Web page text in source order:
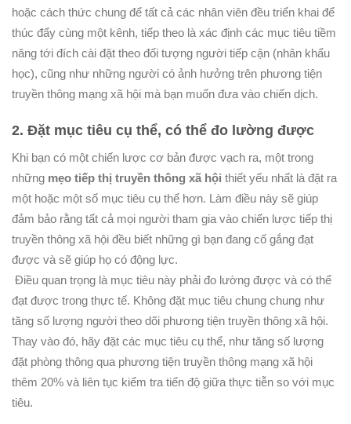
hoặc cách thức chung để tất cả các nhân viên đều triển khai để
thúc đẩy cùng một kênh, tiếp theo là xác định các mục tiêu tiềm
năng tới đích cài đặt theo đối tượng người tiếp cận (nhân khẩu
học), cũng như những người có ảnh hưởng trên phương tiện
truyền thông mạng xã hội mà bạn muốn đưa vào chiến dịch.
2. Đặt mục tiêu cụ thể, có thể đo lường được
Khi bạn có một chiến lược cơ bản được vạch ra, một trong
những mẹo tiếp thị truyền thông xã hội thiết yếu nhất là đặt ra
một hoặc một số mục tiêu cụ thể hơn. Làm điều này sẽ giúp
đảm bảo rằng tất cả mọi người tham gia vào chiến lược tiếp thị
truyền thông xã hội đều biết những gì bạn đang cố gắng đạt
được và sẽ giúp họ có động lực.
Điều quan trọng là mục tiêu này phải đo lường được và có thể
đạt được trong thực tế. Không đặt mục tiêu chung chung như
tăng số lượng người theo dõi phương tiện truyền thông xã hội.
Thay vào đó, hãy đặt các mục tiêu cụ thể, như tăng số lượng
đặt phòng thông qua phương tiện truyền thông mạng xã hội
thêm 20% và liên tục kiểm tra tiến độ giữa thực tiễn so với mục
tiêu.